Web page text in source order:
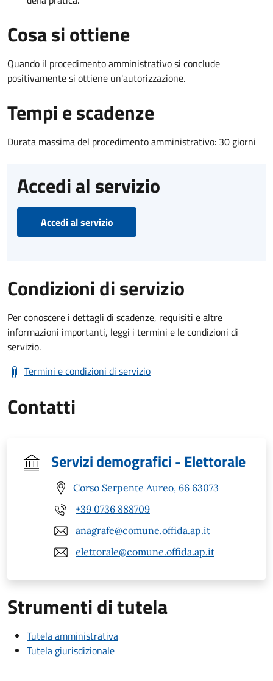
Cosa si ottiene
Quando il procedimento amministrativo si conclude
positivamente si ottiene un'autorizzazione.
Tempi e scadenze
Durata massima del procedimento amministrativo: 30 giorni
Accedi al servizio
Accedi al servizio
Condizioni di servizio
Per conoscere i dettagli di scadenze, requisiti e altre
informazioni importanti, leggi i termini e le condizioni di
servizio.
Termini e condizioni di servizio
Contatti
Servizi demografici - Elettorale
Corso Serpente Aureo, 66 63073
+39 0736 888709
anagrafe@comune.offida.ap.it
elettorale@comune.offida.ap.it
Strumenti di tutela
Tutela amministrativa
Tutela giurisdizionale